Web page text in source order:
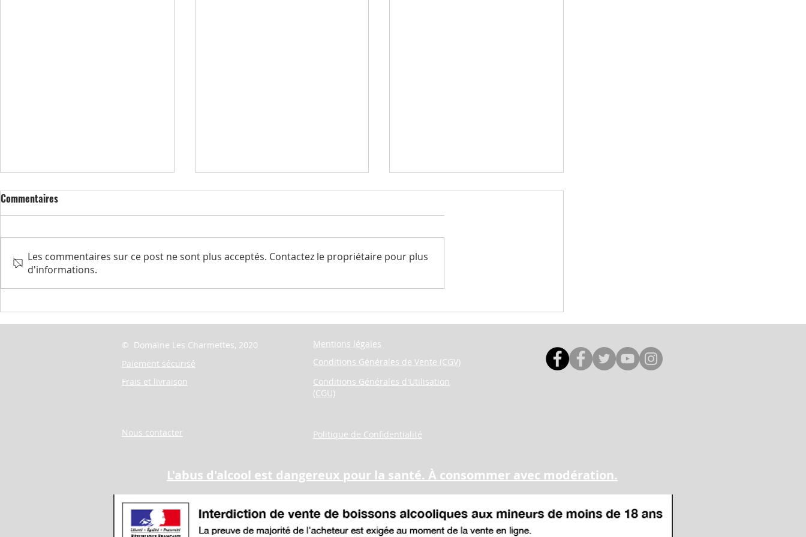
Un bel article sur le viognier
magazine version femina
Chili con carne & Magdelaine
Article Midi Libre paru le
Commentaires
Les commentaires sur ce post ne sont plus acceptés. Contactez le propriétaire pour plus
d'informations.
© Domaine Les Charmettes, 2020
Paiement sécurisé
Frais et livraison
Nous contacter
Mentions légales
Conditions Générales de Vente (CGV)
Conditions Générales d'Utilisation
(CGU)
Politique de Confidentialité
L'abus d'alcool est dangereux pour la santé. À consommer avec modération.